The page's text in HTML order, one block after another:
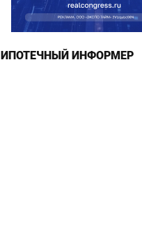
ИПОТЕЧНЫЙ ИНФОРМЕР